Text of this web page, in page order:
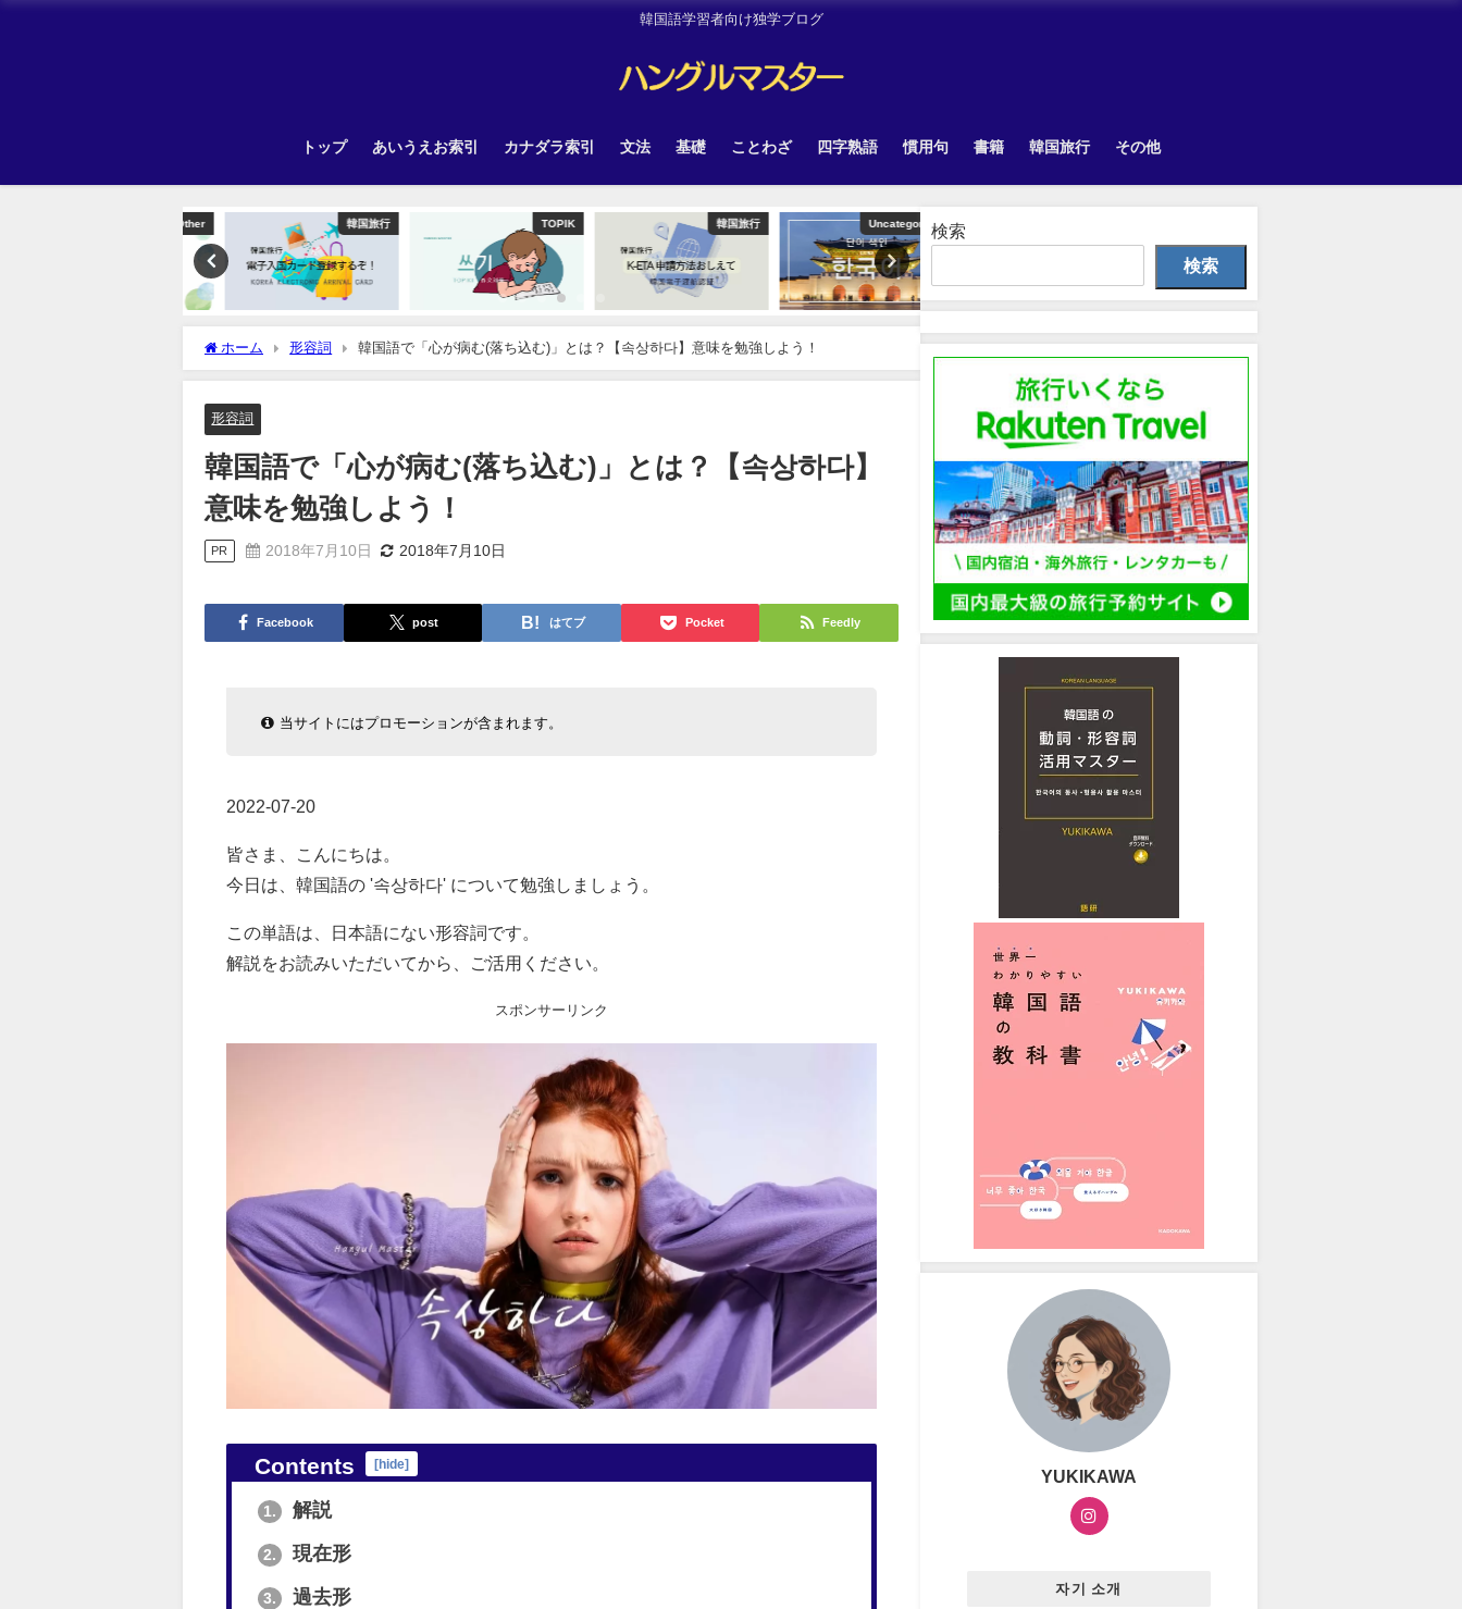
韓国語学習者向け独学ブログ
トップ あいうえお索引 カナダラ索引 文法 基礎 ことわざ 四字熟語 慣用句 書籍 韓国旅行 その他
韓国旅行 韓国旅行 Uncategorized
ホーム 形容詞 韓国語で「心が病む(落ち込む)」とは？【속상하다】意味を勉強しよう！
形容詞
韓国語で「心が病む(落ち込む)」とは？【속상하다】
意味を勉強しよう！
PR 2018年7月10日 2018年7月10日
Facebook post はてブ Pocket Feedly
当サイトにはプロモーションが含まれます。
2022-07-20
皆さま、こんにちは。
今日は、韓国語の '속상하다' について勉強しましょう。
この単語は、日本語にない形容詞です。
解説をお読みいただいてから、ご活用ください。
スポンサーリンク
Contents [hide]
1. 解説
2. 現在形
3. 過去形
検索
検索
YUKIKAWA
자기 소개